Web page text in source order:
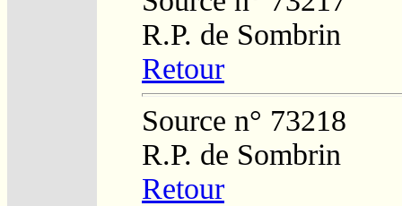
R.P. de Sombrin
Retour
Source n° 73218
R.P. de Sombrin
Retour